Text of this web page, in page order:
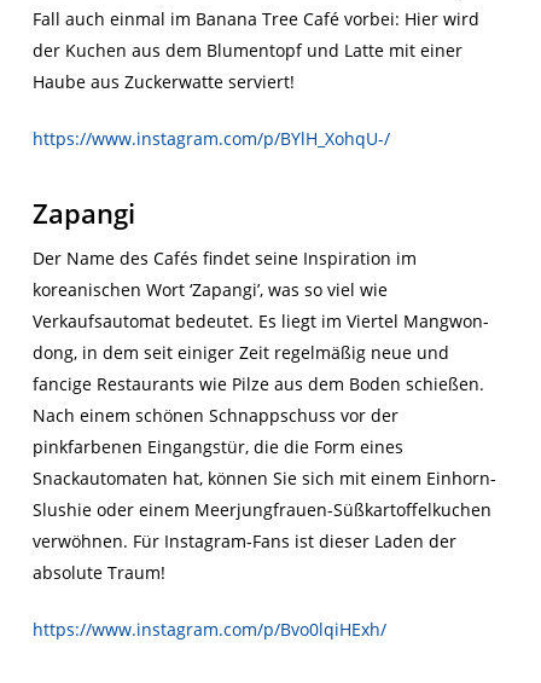
Fall auch einmal im Banana Tree Café vorbei: Hier wird
der Kuchen aus dem Blumentopf und Latte mit einer
Haube aus Zuckerwatte serviert!
https://www.instagram.com/p/BYlH_XohqU-/
Zapangi
Der Name des Cafés findet seine Inspiration im
koreanischen Wort ‘Zapangi’, was so viel wie
Verkaufsautomat bedeutet. Es liegt im Viertel Mangwon-
dong, in dem seit einiger Zeit regelmäßig neue und
fancige Restaurants wie Pilze aus dem Boden schießen.
Nach einem schönen Schnappschuss vor der
pinkfarbenen Eingangstür, die die Form eines
Snackautomaten hat, können Sie sich mit einem Einhorn-
Slushie oder einem Meerjungfrauen-Süßkartoffelkuchen
verwöhnen. Für Instagram-Fans ist dieser Laden der
absolute Traum!
https://www.instagram.com/p/Bvo0lqiHExh/